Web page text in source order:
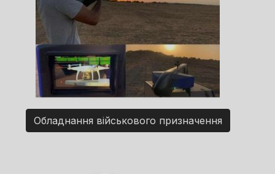
Обладнання військового призначення